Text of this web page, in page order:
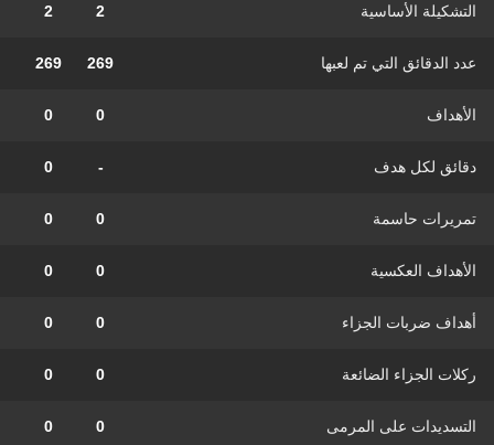
التشكيلة الأساسية 2
2
عدد الدقائق التي تم لعبها 269
269
الأهداف 0
0
دقائق لكل هدف -
0
تمريرات حاسمة 0
0
الأهداف العكسية 0
0
أهداف ضربات الجزاء 0
0
ركلات الجزاء الضائعة 0
0
التسديدات على المرمى 0
0